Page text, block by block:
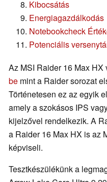
Kibocsátás
Energiagazdálkodás
Notebookcheck
Potenciális
Az MSI Raider 16 Max HX
be mint a Raider sorozat
Történetesen ez az egyik
amely a szokásos IPS
kijelzővel rendelkezik. A
a Raider 16 Max HX is az
képviseli.
Tesztkészülékünk a